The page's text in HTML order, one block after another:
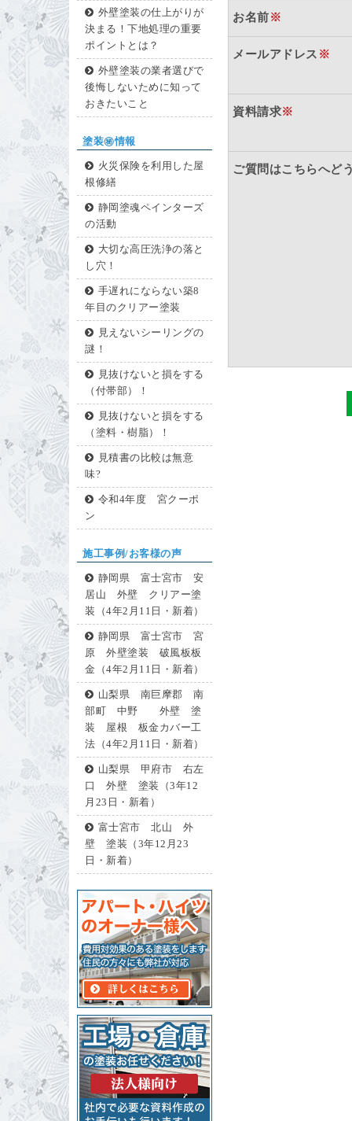
外壁塗装の仕上がりが
決まる！下地処理の重要
ポイントとは？
外壁塗装の業者選びで
後悔しないために知って
おきたいこと
塗装㊙情報
火災保険を利用した屋
根修繕
静岡塗魂ペインターズ
の活動
大切な高圧洗浄の落と
し穴！
手遅れにならない築8
年目のクリアー塗装
見えないシーリングの
謎！
見抜けないと損をする
（付帯部）！
見抜けないと損をする
（塗料・樹脂）！
見積書の比較は無意
味?
令和4年度 宮クーポ
ン
施工事例/お客様の声
静岡県 富士宮市 安
居山 外壁 クリアー塗
装（4年2月11日・新着）
静岡県 富士宮市 宮
原 外壁塗装 破風板板
金（4年2月11日・新着）
山梨県 南巨摩郡 南
部町 中野 外壁 塗
装 屋根 板金カバー工
法（4年2月11日・新着）
山梨県 甲府市 右左
口 外壁 塗装（3年12
月23日・新着）
富士宮市 北山 外
壁 塗装（3年12月23
日・新着）
お名前※
メールアドレス ※
資料請求※
ご質問はこちらへど